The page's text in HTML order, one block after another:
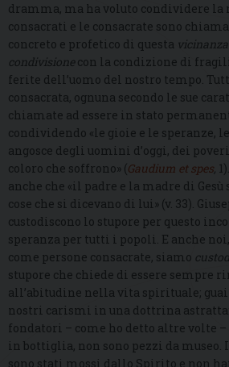
dramma, ma ha voluto condividere la
consacrati e le consacrate sono
concreto e profetico di questa
condivisionecon la condizione di
ferite dell’uomo del nostro tempo.
consacrata, ognuna secondo le sue
chiamate ad essere in stato
condividendo «le gioie e le speranze,
angosce degli uomini d’oggi, dei
coloro che soffrono» (Gaudium et spes,
anche che «il padre e la madre di
cose che si dicevano di lui» (v. 33).
custodiscono lo stupore per questo
speranza per tutti i popoli. E anche
come persone consacrate, siamo
stupore che chiede di essere sempre
all’abitudine nella vita spirituale;
nostri carismi in una dottrina
fondatori – come ho detto altre volte
in bottiglia, non sono pezzi da
sono stati mossi dallo Spirito e non